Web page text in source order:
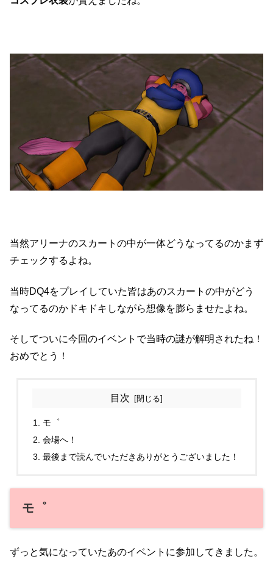
当然アリーナのスカートの中が一体どうなってるのかまず
チェックするよね。
当時DQ4をプレイしていた皆はあのスカートの中がどう
なってるのかドキドキしながら想像を膨らませたよね。
そしてついに今回のイベントで当時の謎が解明されたね！
おめでとう！
目次
モ゜
会場へ！
最後まで読んでいただきありがとうございました！
モ゜
ずっと気になっていたあのイベントに参加してきました。